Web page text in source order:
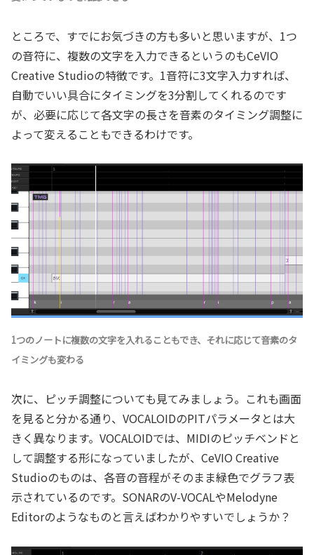
ところで、すでにお気づきの方も多いと思いますが、1つ
の音符に、複数の文字を入力できるというのもCeVIO
Creative Studioの特徴です。1音符に3文字入力すれば、
自動でいい具合にタイミングを3分割してくれるのです
が、必要に応じて各文字の長さを音素のタイミング調整に
よって変えることもできるわけです。
1つのノートに複数の文字を入れることもでき、それに応じて音素のタ
イミングも変わる
次に、ピッチ調整についても見てみましょう。これも画面
を見ると分かる通り、VOCALOIDのPITパラメータとは大
きく異なります。VOCALOIDでは、MIDIのピッチベンドと
して調整する形になっていましたが、CeVIO Creative
Studioのものは、各音の音程がそのまま緑色でグラフ表
示されているのです。SONARのV-VOCALやMelodyne
Editorのようなものと言えばわかりやすいでしょうか？